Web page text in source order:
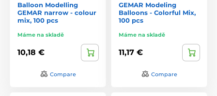
Balloon Modelling
GEMAR narrow - colour
mix, 100 pcs
Máme na skladě
10,18 €
Compare
GEMAR Modeling
Balloons - Colorful Mix,
100 pcs
Máme na skladě
11,17 €
Compare